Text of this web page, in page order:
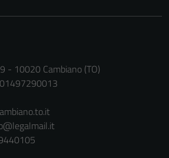
- 10020 Cambiano (TO)
01497290013